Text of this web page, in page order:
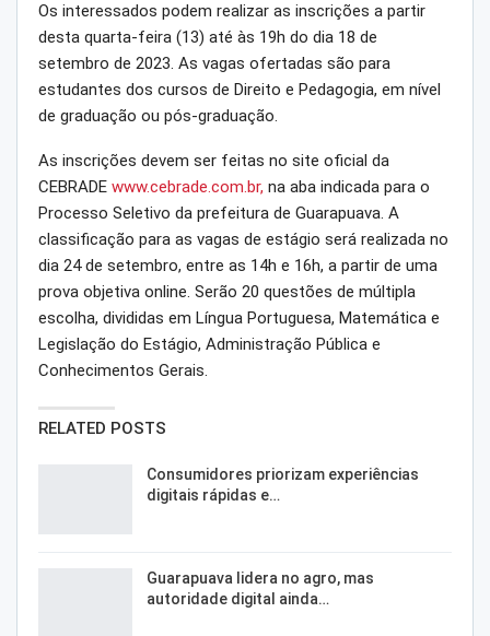
Os interessados podem realizar as inscrições a partir
desta quarta-feira (13) até às 19h do dia 18 de
setembro de 2023. As vagas ofertadas são para
estudantes dos cursos de Direito e Pedagogia, em nível
de graduação ou pós-graduação.
As inscrições devem ser feitas no site oficial da
CEBRADE www.cebrade.com.br, na aba indicada para o
Processo Seletivo da prefeitura de Guarapuava. A
classificação para as vagas de estágio será realizada no
dia 24 de setembro, entre as 14h e 16h, a partir de uma
prova objetiva online. Serão 20 questões de múltipla
escolha, divididas em Língua Portuguesa, Matemática e
Legislação do Estágio, Administração Pública e
Conhecimentos Gerais.
RELATED POSTS
Consumidores priorizam experiências
digitais rápidas e…
Guarapuava lidera no agro, mas
autoridade digital ainda…